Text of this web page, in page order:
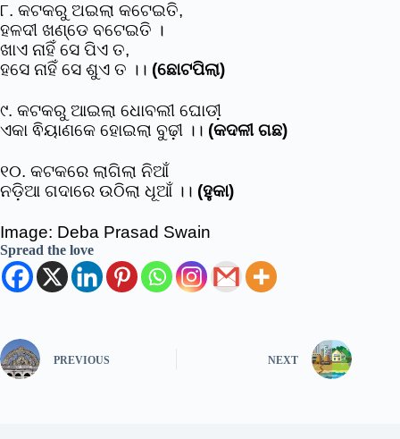
୮. କଟକରୁ ଅଇଲା କଟେଇତି,
ହଳଦୀ ଖଣ୍ଡେ ବଟେଇତି ।
ଖାଏ ନାହିଁ ସେ ପିଏ ତ,
ହସେ ନାହିଁ ସେ ଶୁଏ ତ ।। (ଛୋଟପିଲା)
୯. କଟକରୁ ଆଇଲା ଧୋବଲୀ ଘୋଡୀ଼
ଏକା ଵିୟାଣକେ ହୋଇଲା ବୁଢ଼ୀ ।। (କଦଳୀ ଗଛ)
୧୦. କଟକରେ ଲାଗିଲା ନିଆଁ
ନଡି଼ଆ ଗଦାରେ ଉଠିଲା ଧୂଆଁ ।। (ହୁକା)
Image: Deba Prasad Swain
Spread the love
PREVIOUS NEXT